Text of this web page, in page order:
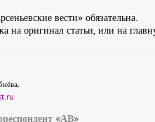
вести» обязательна.
на оригинал статьи, или на
«АВ»